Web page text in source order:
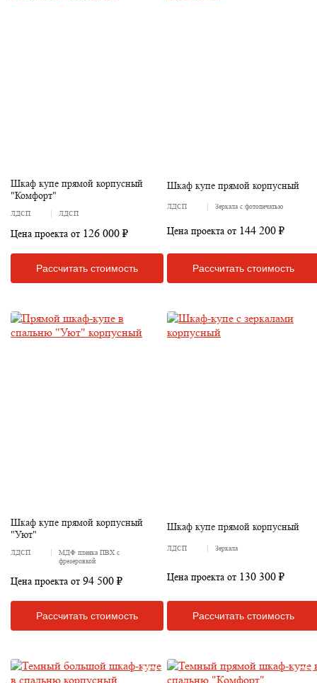
Шкаф купе прямой корпусный
"Комфорт"
ЛДСП ЛДСП
Цена проекта от 126 000 ₽
Рассчитать стоимость
Шкаф купе прямой корпусный
ЛДСП Зеркала с фотопечатью
Цена проекта от 144 200 ₽
Рассчитать стоимость
Шкаф купе прямой корпусный
"Уют"
ЛДСП
МДФ пленка ПВХ с
фрезеровкой
Цена проекта от 94 500 ₽
Рассчитать стоимость
Шкаф купе прямой корпусный
ЛДСП Зеркала
Цена проекта от 130 300 ₽
Рассчитать стоимость